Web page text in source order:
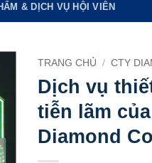
& DỊCH VỤ HỘI VIÊN
TRANG CHỦ / CTY
Dịch vụ
tiễn lãm
Diamond